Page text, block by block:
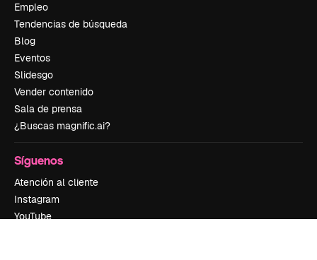
Empleo
Tendencias de búsqueda
Blog
Eventos
Slidesgo
Vender contenido
Sala de prensa
¿Buscas magnific.ai?
Síguenos
Atención al cliente
Instagram
YouTube